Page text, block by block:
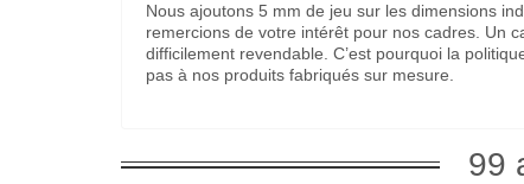
Nous ajoutons 5 mm de jeu sur les dimensions
remercions de votre intérêt pour nos cadres. Un
difficilement revendable. C’est pourquoi la
pas à nos produits fabriqués sur mesure.
99